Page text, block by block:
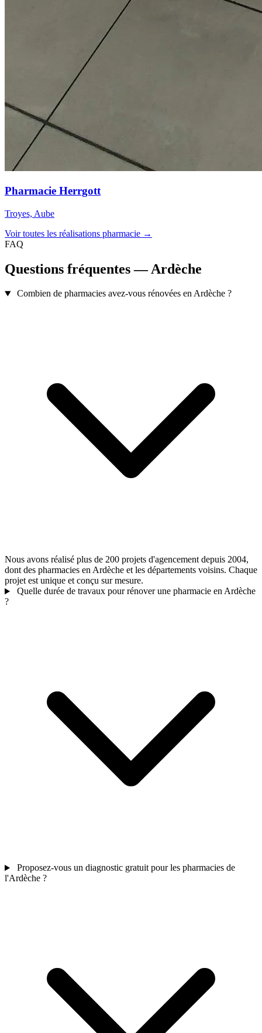
Pharmacie Herrgott
Troyes, Aube
Voir toutes les réalisations pharmacie →
FAQ
Questions fréquentes — Ardèche
Combien de pharmacies avez-vous rénovées en Ardèche ?
Nous avons réalisé plus de 200 projets d'agencement depuis 2004,
dont des pharmacies en Ardèche et les départements voisins. Chaque
projet est unique et conçu sur mesure.
Quelle durée de travaux pour rénover une pharmacie en Ardèche
?
Proposez-vous un diagnostic gratuit pour les pharmacies de
l'Ardèche ?